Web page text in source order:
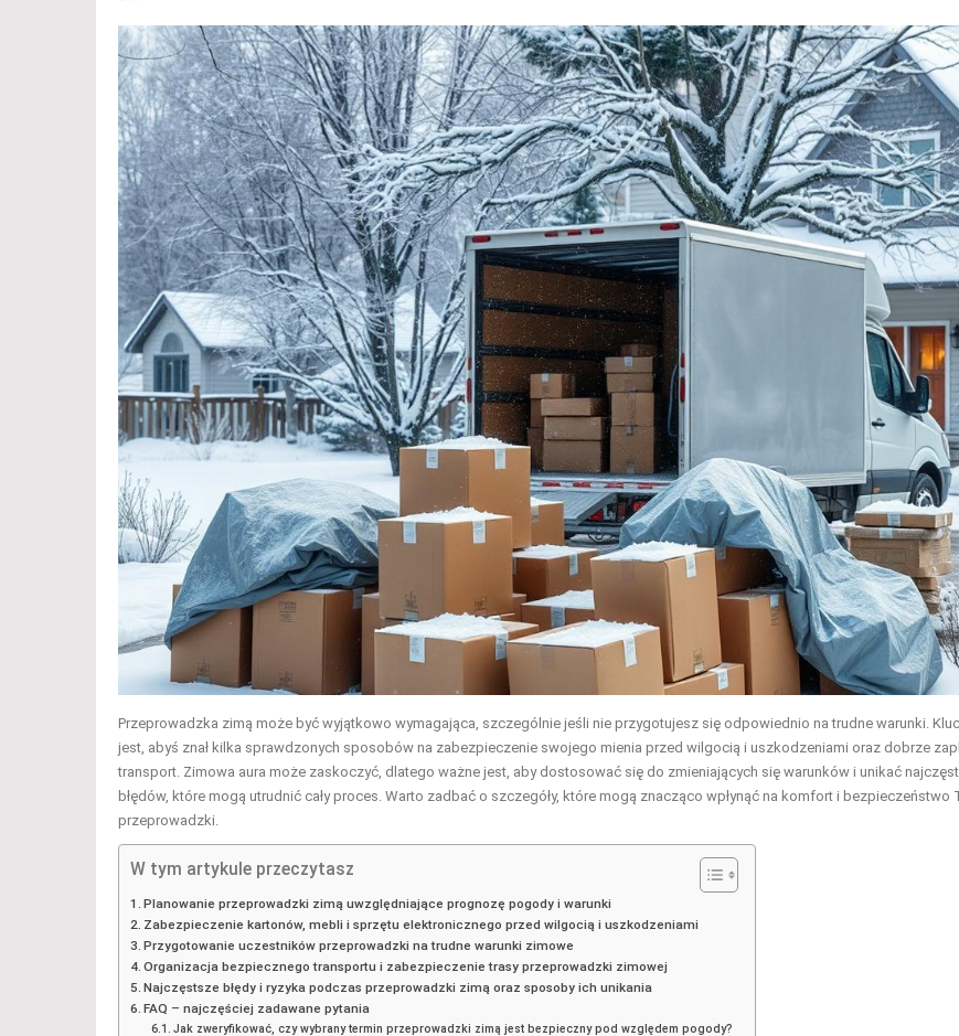
Przeprowadzka zimą może być wyjątkowo wymagająca, szczególnie jeśli nie przygotujesz się odpowiednio na trudne warunki.
jest, abyś znał kilka sprawdzonych sposobów na zabezpieczenie swojego mienia przed wilgocią i uszkodzeniami oraz dobrze
transport. Zimowa aura może zaskoczyć, dlatego ważne jest, aby dostosować się do zmieniających się warunków i unikać
błędów, które mogą utrudnić cały proces. Warto zadbać o szczegóły, które mogą znacząco wpłynąć na komfort i bezpieczeństwo
przeprowadzki.
W tym artykule przeczytasz
Planowanie przeprowadzki zimą uwzględniające prognozę pogody i warunki
Zabezpieczenie kartonów, mebli i sprzętu elektronicznego przed wilgocią i uszkodzeniami
Przygotowanie uczestników przeprowadzki na trudne warunki zimowe
Organizacja bezpiecznego transportu i zabezpieczenie trasy przeprowadzki zimowej
Najczęstsze błędy i ryzyka podczas przeprowadzki zimą oraz sposoby ich unikania
FAQ – najczęściej zadawane pytania
Jak zweryfikować, czy wybrany termin przeprowadzki zimą jest bezpieczny pod względem pogody?